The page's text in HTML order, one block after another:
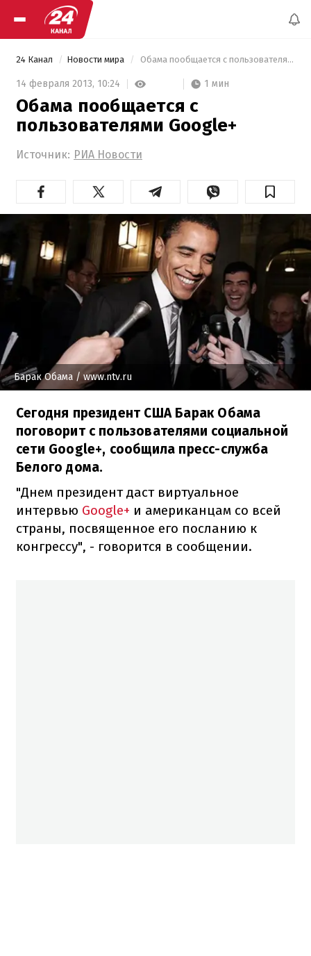
24 Канал Новости мира Обама пообщается с пользователями Google+
14 февраля 2013, 10:24 1 мин
Обама пообщается с
пользователями Google+
Источник: РИА Новости
Барак Обама / www.ntv.ru
Сегодня президент США Барак Обама
поговорит с пользователями социальной
сети Google+, сообщила пресс-служба
Белого дома.
"Днем президент даст виртуальное
интервью Google+ и американцам со всей
страны, посвященное его посланию к
конгрессу", - говорится в сообщении.